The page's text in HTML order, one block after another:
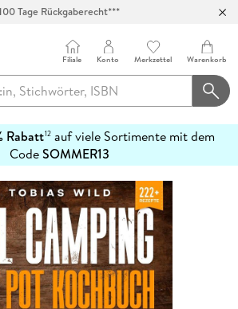
Tage Rückgaberecht***
Filiale Konto Merkzettel Warenkorb
Rabatt12auf viele Sortimente mit dem
CodeSOMMER13